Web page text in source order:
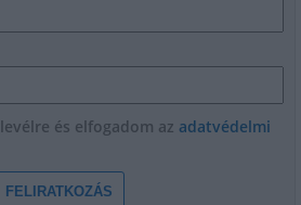
és elfogadom az adatvédelmi
FELIRATKOZÁS